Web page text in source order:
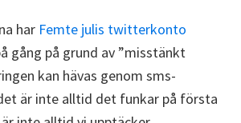
har Femte julis twitterkonto
gång på grund av ”misstänkt
kan hävas genom sms-
är inte alltid det funkar på första